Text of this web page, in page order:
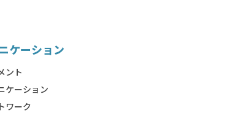
ケーション
ント
ケーション
ワーク